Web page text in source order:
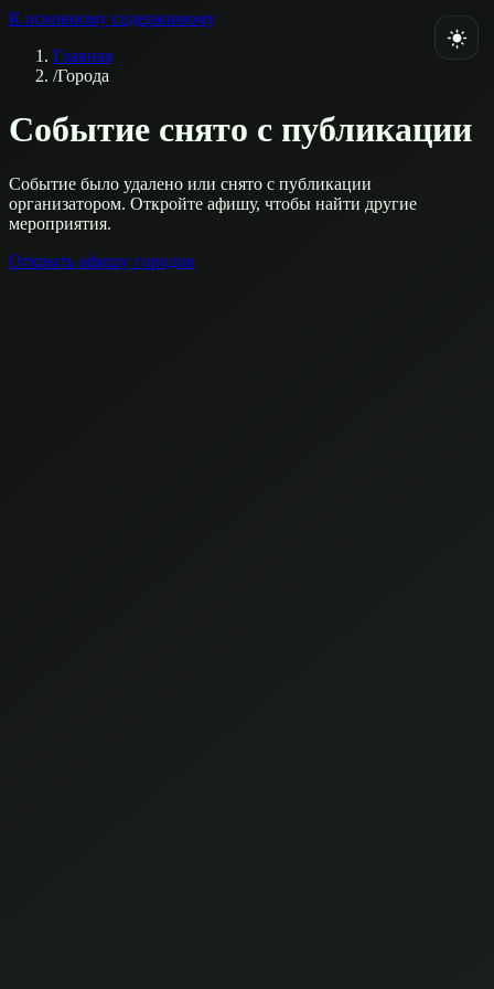
К основному содержимому
Главная
/Города
Событие снято с публикации
Событие было удалено или снято с публикации
организатором. Откройте афишу, чтобы найти другие
мероприятия.
Открыть афишу городов